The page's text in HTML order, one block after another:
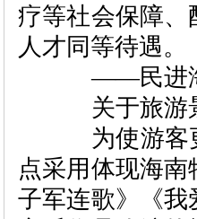
疗等社会保障
人才同等待遇。
——民进海
关于旅游景
为使游客更
点采用体现海
子军连歌》《